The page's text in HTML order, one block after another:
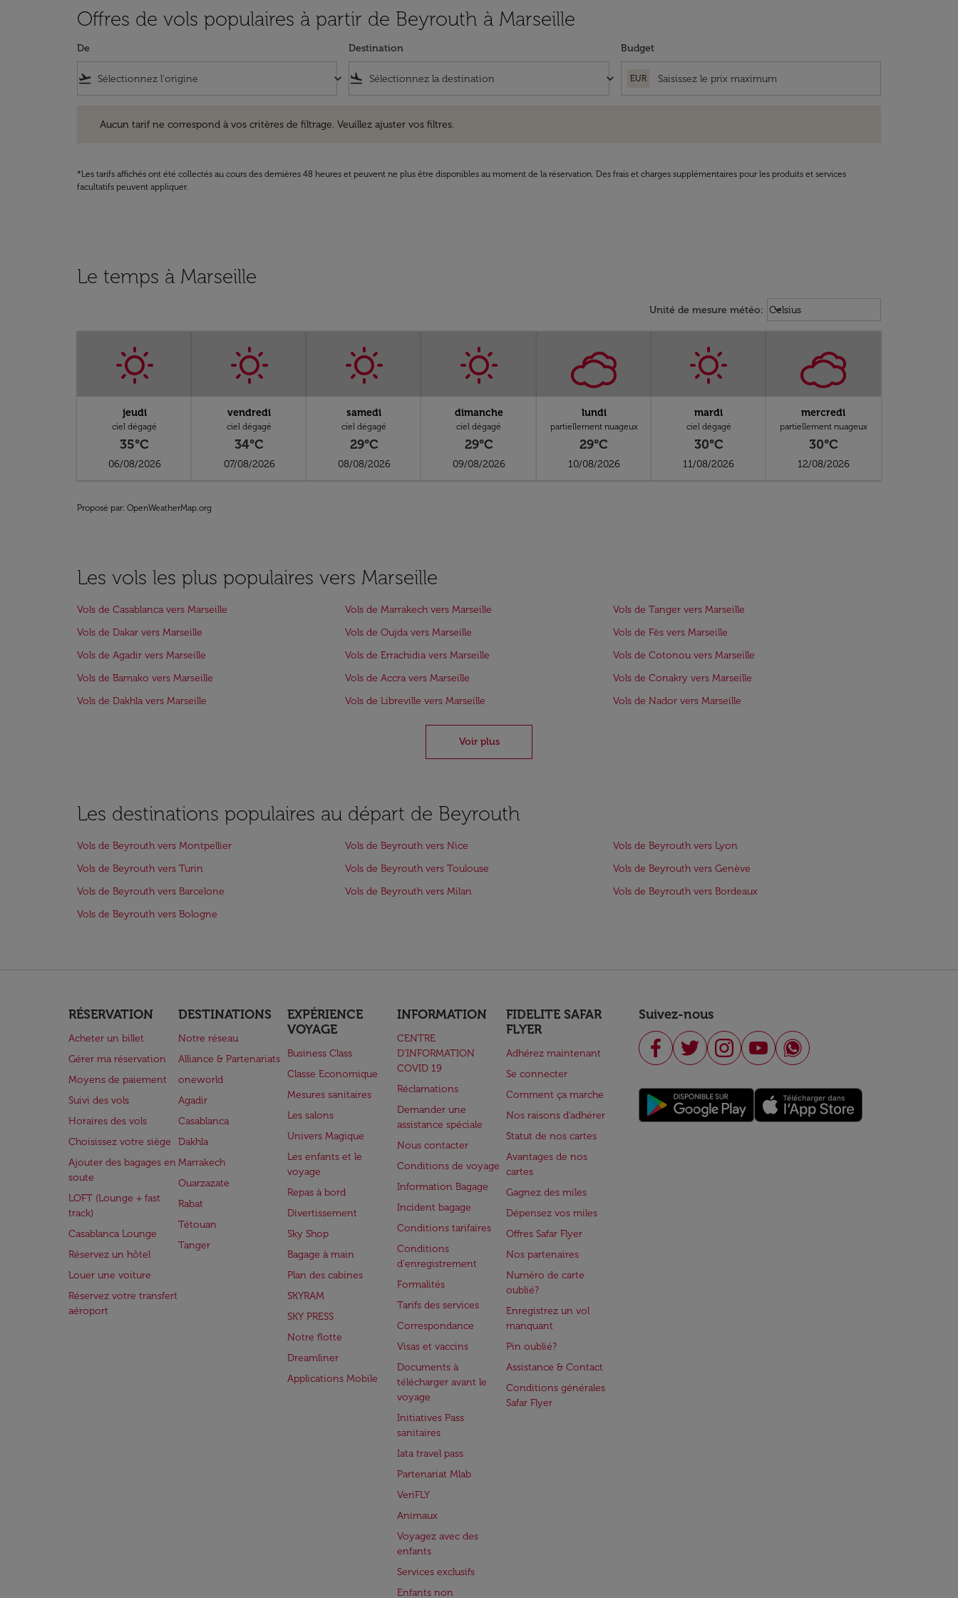
Offres de vols populaires à partir de Beyrouth à Marseille
De
flight_takeoff keyboard_arrow_down
Destination
flight_land keyboard_arrow_down
Budget
EUR
Aucun tarif ne correspond à vos critères de filtrage. Veuillez ajuster vos filtres.
*Les tarifs affichés ont été collectés au cours des dernières 48 heures et peuvent ne plus être disponibles au moment de la réservation. Des frais et charges supplémentaires pour les produits et services
facultatifs peuvent appliquer.
Le temps à Marseille
Unité de mesure météo: Weather unit option Celsius
Celsius
keyboard_arrow_down
jeudi
ciel dégagé
35°C
06/08/2026
vendredi
ciel dégagé
34°C
07/08/2026
samedi
ciel dégagé
29°C
08/08/2026
dimanche
ciel dégagé
29°C
09/08/2026
lundi
partiellement nuageux
29°C
10/08/2026
mardi
ciel dégagé
30°C
11/08/2026
mercredi
partiellement nuageux
30°C
12/08/2026
Proposé par: OpenWeatherMap.org
Les vols les plus populaires vers Marseille
Vols de Casablanca vers Marseille Vols de Marrakech vers Marseille
Vols de Tanger vers Marseille
Vols de Dakar vers Marseille
Vols de Oujda vers Marseille
Vols de Fès vers Marseille
Vols de Agadir vers Marseille
Vols de Errachidia vers Marseille
Vols de Cotonou vers Marseille
Vols de Bamako vers Marseille
Vols de Accra vers Marseille
Vols de Conakry vers Marseille
Vols de Dakhla vers Marseille
Vols de Libreville vers Marseille Vols de Nador vers Marseille
Voir plus
Les destinations populaires au départ de Beyrouth
Vols de Beyrouth vers Montpellier Vols de Beyrouth vers Nice
Vols de Beyrouth vers Lyon
Vols de Beyrouth vers Turin
Vols de Beyrouth vers Toulouse
Vols de Beyrouth vers Genève
Vols de Beyrouth vers Barcelone
Vols de Beyrouth vers Milan
Vols de Beyrouth vers Bordeaux
Vols de Beyrouth vers Bologne
RÉSERVATION
Acheter un billet
Gérer ma réservation
Moyens de paiement
Suivi des vols
Horaires des vols
Choisissez votre siège
Ajouter des bagages en
soute
LOFT (Lounge + fast
track)
Casablanca Lounge
Réservez un hôtel
Louer une voiture
Réservez votre transfert
aéroport
DESTINATIONS
Notre réseau
Alliance & Partenariats
oneworld
Agadir
Casablanca
Dakhla
Marrakech
Ouarzazate
Rabat
Tétouan
Tanger
EXPÉRIENCE
VOYAGE
Business Class
Classe Economique
Mesures sanitaires
Les salons
Univers Magique
Les enfants et le
voyage
Repas à bord
Divertissement
Sky Shop
Bagage à main
Plan des cabines
SKYRAM
SKY PRESS
Notre flotte
Dreamliner
Applications Mobile
INFORMATION
CENTRE
D’INFORMATION
COVID 19
Réclamations
Demander une
assistance spéciale
Nous contacter
Conditions de voyage
Information Bagage
Incident bagage
Conditions tarifaires
Conditions
d'enregistrement
Formalités
Tarifs des services
Correspondance
Visas et vaccins
Documents à
télécharger avant le
voyage
Initiatives Pass
sanitaires
Iata travel pass
Partenariat Mlab
VeriFLY
Animaux
Voyagez avec des
enfants
Services exclusifs
Enfants non
FIDELITE SAFAR
FLYER
Adhérez maintenant
Se connecter
Comment ça marche
Nos raisons d'adhérer
Statut de nos cartes
Avantages de nos
cartes
Gagnez des miles
Dépensez vos miles
Offres Safar Flyer
Nos partenaires
Numéro de carte
oublié?
Enregistrez un vol
manquant
Pin oublié?
Assistance & Contact
Conditions générales
Safar Flyer
Suivez-nous